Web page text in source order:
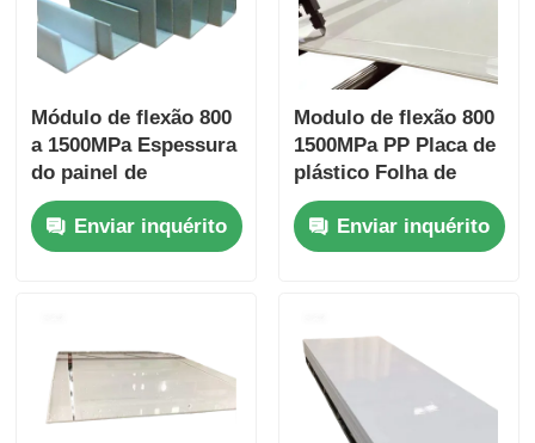
Módulo de flexão 800
a 1500MPa Espessura
do painel de
polipropileno PP
Normalmente varia de
1 mm a 20 mm Ideal
Enviar inquérito
Modulo de flexão 800
1500MPa PP Placa de
plástico Folha de
polipropileno
Resistente a ácidos
Material durável para
Enviar inquérito